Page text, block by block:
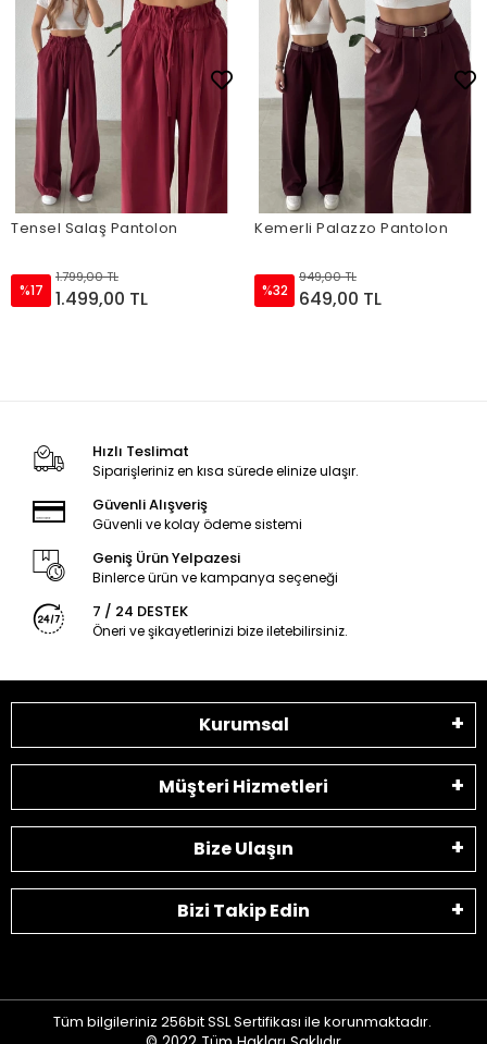
Tensel Salaş Pantolon
%17
1.799,00 TL
1.499,00 TL
Kemerli Palazzo Pantolon
%32
949,00 TL
649,00 TL
Hızlı Teslimat
Siparişleriniz en kısa sürede elinize ulaşır.
Güvenli Alışveriş
Güvenli ve kolay ödeme sistemi
Geniş Ürün Yelpazesi
Binlerce ürün ve kampanya seçeneği
7 / 24 DESTEK
Öneri ve şikayetlerinizi bize iletebilirsiniz.
Kurumsal
Müşteri Hizmetleri
Bize Ulaşın
Bizi Takip Edin
Tüm bilgileriniz 256bit SSL Sertifikası ile korunmaktadır.